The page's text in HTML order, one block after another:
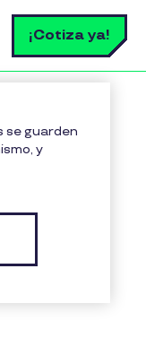
¡Cotiza ya!
regalo no
se guarden
y